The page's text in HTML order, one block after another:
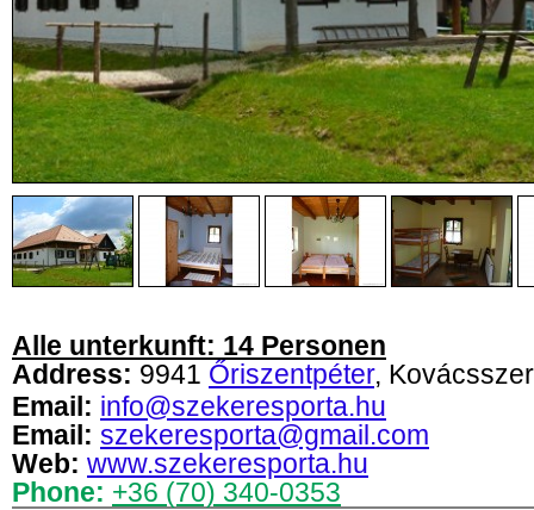
Alle unterkunft: 14 Personen
Address: 9941 Őriszentpéter,
Email: info@szekeresporta.hu
Email: szekeresporta@gmail.com
Web: www.szekeresporta.hu
Phone: +36 (70) 340-0353